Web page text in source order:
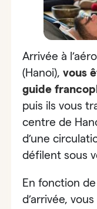
Arrivée à
(Hanoi),vous
guide
puis ils vous
centre de
d’une
défilent sous
En fonction
d’arrivée,